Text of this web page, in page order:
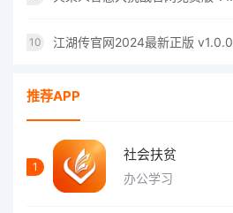
10 江湖传官网2024最新正版 v1.0.0
推荐APP
1
社会扶贫
办公学习